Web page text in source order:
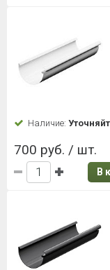
Наличие:
700 руб. / шт.
В